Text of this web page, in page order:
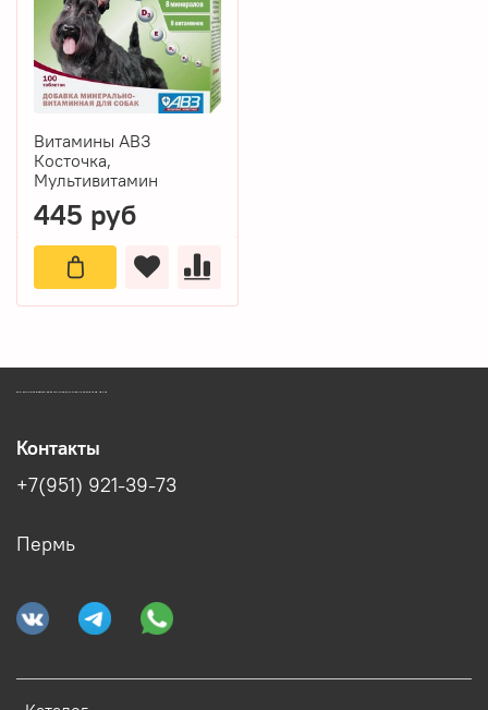
Витамины АВЗ
Косточка,
Мультивитамин
445 руб
Контакты
+7(951) 921-39-73
Пермь